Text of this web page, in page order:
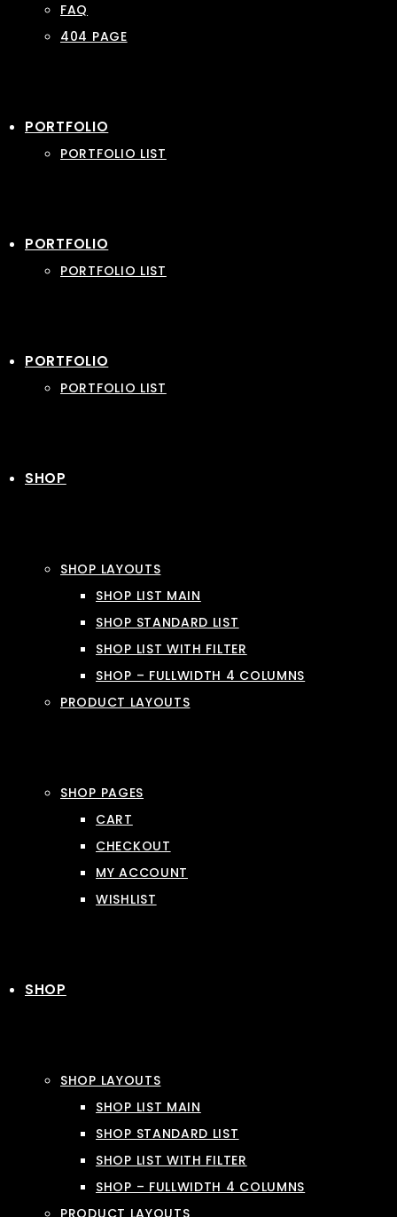
FAQ
404 PAGE
PORTFOLIO
PORTFOLIO LIST
PORTFOLIO
PORTFOLIO LIST
PORTFOLIO
PORTFOLIO LIST
SHOP
SHOP LAYOUTS
SHOP LIST MAIN
SHOP STANDARD LIST
SHOP LIST WITH FILTER
SHOP – FULLWIDTH 4 COLUMNS
PRODUCT LAYOUTS
SHOP PAGES
CART
CHECKOUT
MY ACCOUNT
WISHLIST
SHOP
SHOP LAYOUTS
SHOP LIST MAIN
SHOP STANDARD LIST
SHOP LIST WITH FILTER
SHOP – FULLWIDTH 4 COLUMNS
PRODUCT LAYOUTS